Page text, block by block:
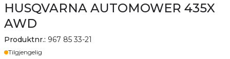
HUSQVARNA AUTOMOWER 435X
AWD
Produktnr.: 967 85 33-21
Lager
Tilgjengelig